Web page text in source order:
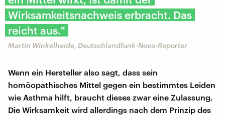
Wirksamkeitsnachweis erbracht. Das
reicht aus."
Martin Winkelheide, Deutschlandfunk-Nova-Reporter
Wenn ein Hersteller also sagt, dass sein
homöopathisches Mittel gegen ein bestimmtes Leiden
wie Asthma hilft, braucht dieses zwar eine Zulassung.
Die Wirksamkeit wird allerdings nach dem Prinzip des